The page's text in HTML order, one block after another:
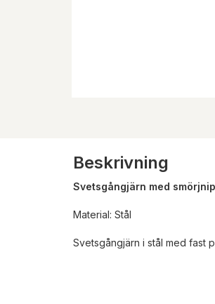
Beskrivning
Svetsgångjärn med
Material: Stål
Svetsgångjärn i stål med fast